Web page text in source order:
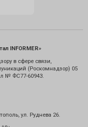
INFORMER»
в сфере связи,
(Роскомнадзор) 05
№ ФС77-60943.
ул. Руднева 26.